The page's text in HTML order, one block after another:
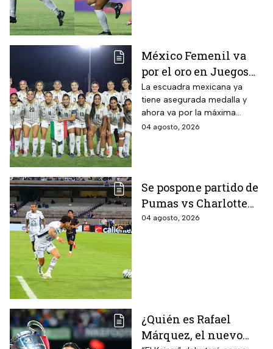
México Femenil va
por el oro en Juegos
Centroamericanos; ya
conoce a su rival
La escuadra mexicana ya
tiene asegurada medalla y
ahora va por la máxima
presea en los Juegos
04 agosto, 2026
Se pospone partido de
Pumas vs Charlotte
FC en el inicio de la
04 agosto, 2026
¿Quién es Rafael
Márquez, el nuevo